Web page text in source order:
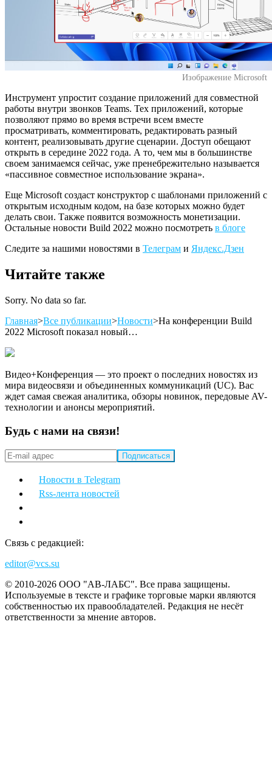
Изображениe Microsoft
Инструмент упростит создание приложений для совместной
работы внутри звонков Teams. Тех приложений, которые
позволяют прямо во время встречи всем вместе
просматривать, комментировать, редактировать разный
контент, реализовывать другие сценарии. Доступ обещают
открыть в середине 2022 года. А то, чем мы в большинстве
своем занимаемся сейчас, уже пренебрежительно называется
«пассивное совместное использование экрана».
Еще Microsoft создаст конструктор с шаблонами приложений с
открытым исходным кодом, на базе которых можно будет
делать свои. Также появится возможность монетизации.
Остальные новости Build 2022 можно посмотреть в блоге
Следите за нашими новостями в Телеграм и Яндекс.Дзен
Читайте также
Sorry. No data so far.
Главная>Все публикации>Новости>На конференции Build
2022 Microsoft показал новый…
Видео+Конференция — это проект о последних новостях из
мира видеосвязи и объединенных коммуникаций (UC). Вас
ждет самая свежая аналитика, обзоры новинок, передовые AV-
технологии и анонсы мероприятий.
Будь с нами на связи!
Новости в Telegram
Rss-лента новостей
Связь с редакцией:
editor@vcs.su
© 2010-2026 ООО "АВ-ЛАБС". Все права защищены.
Используемые в тексте и графике торговые марки являются
собственностью их правообладателей. Редакция не несёт
ответственности за мнение авторов.